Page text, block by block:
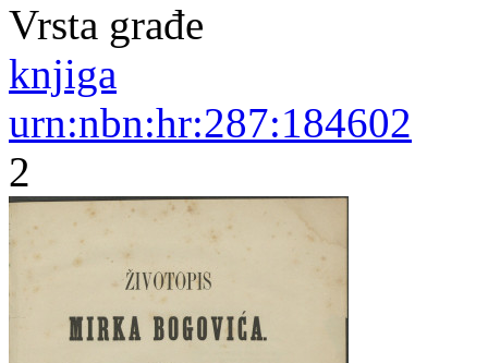
Vrsta građe
knjiga
urn:nbn:hr:287:184602
2